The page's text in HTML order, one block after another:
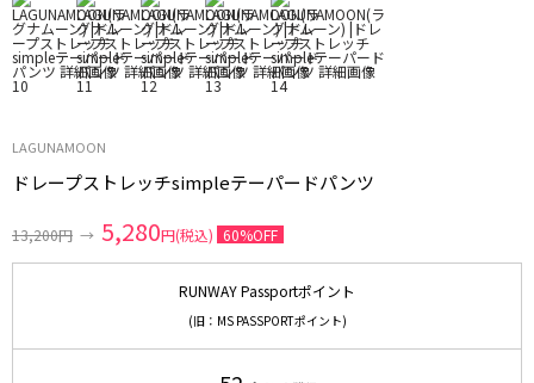
LAGUNAMOON
ドレープストレッチsimpleテーパードパンツ
13,200円 → 5,280円(税込) 60%OFF
RUNWAY Passportポイント
(旧：MS PASSPORTポイント)